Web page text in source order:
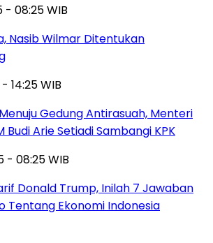
- 08:25 WIB
Nasib Wilmar Ditentukan
14:25 WIB
Gedung Antirasuah, Menteri
Budi Arie Setiadi Sambangi KPK
- 08:25 WIB
Donald Trump, Inilah 7 Jawaban
Tentang Ekonomi Indonesia